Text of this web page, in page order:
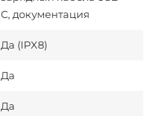
C, документация
Да (IPX8)
Да
Да